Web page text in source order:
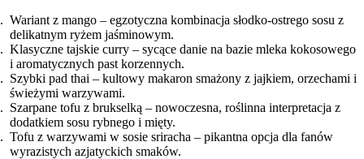
Wariant z mango – egzotyczna kombinacja słodko-ostrego sosu z
delikatnym ryżem jaśminowym.
Klasyczne tajskie curry – sycące danie na bazie mleka kokosowego
i aromatycznych past korzennych.
Szybki pad thai – kultowy makaron smażony z jajkiem, orzechami i
świeżymi warzywami.
Szarpane tofu z brukselką – nowoczesna, roślinna interpretacja z
dodatkiem sosu rybnego i mięty.
Tofu z warzywami w sosie sriracha – pikantna opcja dla fanów
wyrazistych azjatyckich smaków.